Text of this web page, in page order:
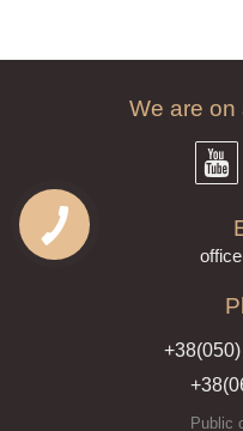
We are on
offi
+38(050
+38
Public